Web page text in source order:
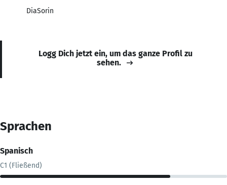
DiaSorin
Logg Dich jetzt ein, um das ganze Profil zu
sehen.
Sprachen
Spanisch
C1 (Fließend)